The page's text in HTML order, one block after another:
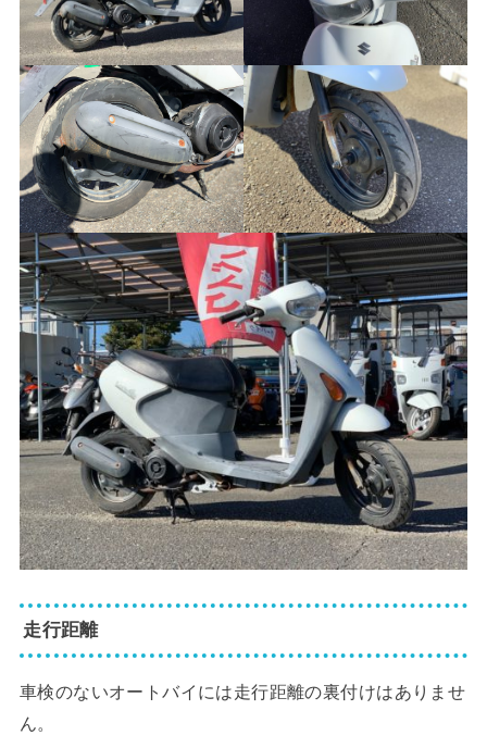
走行距離
車検のないオートバイには走行距離の裏付けはありませ
ん。